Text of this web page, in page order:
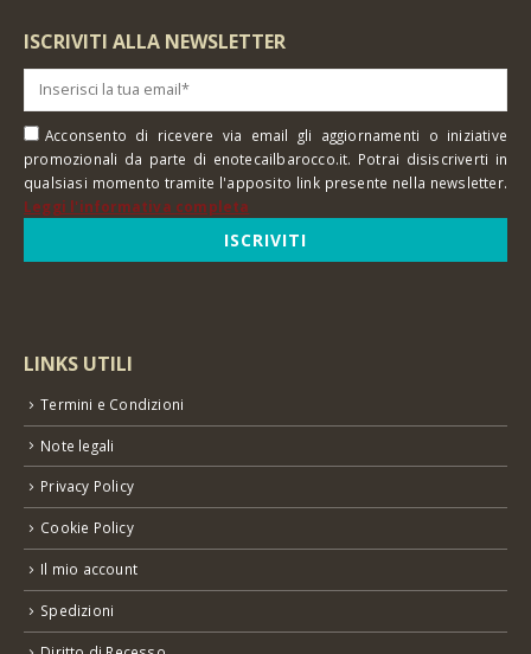
ISCRIVITI ALLA NEWSLETTER
Acconsento di ricevere via email gli aggiornamenti o iniziative
promozionali da parte di enotecailbarocco.it. Potrai disiscriverti in
qualsiasi momento tramite l'apposito link presente nella newsletter.
Leggi l'informativa completa
LINKS UTILI
Termini e Condizioni
Note legali
Privacy Policy
Cookie Policy
Il mio account
Spedizioni